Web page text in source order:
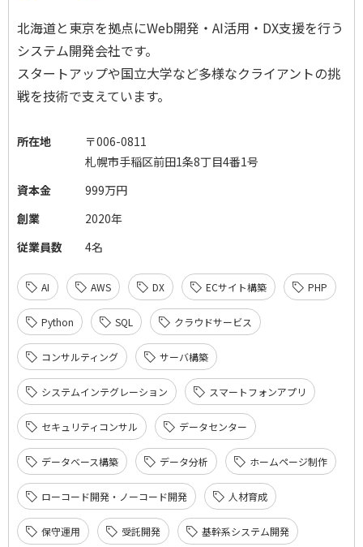
北海道と東京を拠点にWeb開発・AI活用・DX支援を行う
システム開発会社です。
スタートアップや国立大学など多様なクライアントの挑
戦を技術で支えています。
所在地
〒006-0811
札幌市手稲区前田1条8丁目4番1号
資本金
999万円
創業
2020年
従業員数
4名
AI AWS DX ECサイト構築 PHP
Python SQL クラウドサービス
コンサルティング サーバ構築
システムインテグレーション スマートフォンアプリ
セキュリティコンサル データセンター
データベース構築 データ分析 ホームページ制作
ローコード開発・ノーコード開発 人材育成
保守運用 受託開発 基幹系システム開発